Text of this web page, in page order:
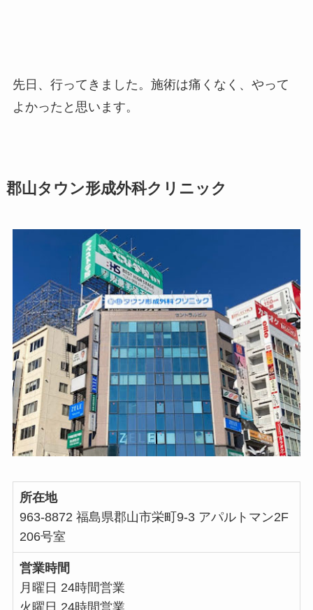
先日、行ってきました。施術は痛くなく、やって
よかったと思います。
郡山タウン形成外科クリニック
所在地
963-8872 福島県郡山市栄町9-3 アパルトマン2F
206号室
営業時間
月曜日 24時間営業
火曜日 24時間営業